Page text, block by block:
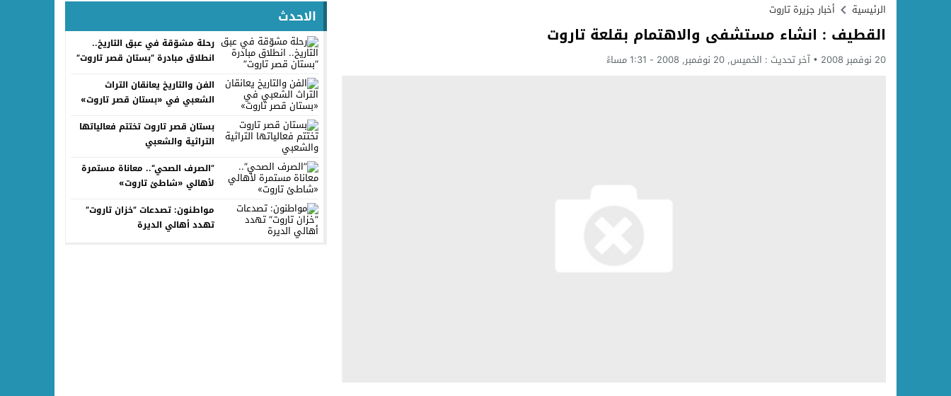
الرئيسية
أخبار جزيرة تاروت
القطيف : انشاء مستشفى والاهتمام بقلعة تاروت
20 نوفمبر 2008 آخر تحديث : الخميس, 20 نوفمبر, 2008 - 1:31 مساءً
الاحدث
رحلة مشوّقة في عبق التاريخ..
انطلاق مبادرة “بستان قصر تاروت”
الفن والتاريخ يعانقان التراث
الشعبي في «بستان قصر تاروت»
بستان قصر تاروت تختتم فعالياتها
التراثية والشعبي
”الصرف الصحي“.. معاناة مستمرة
لأهالي «شاطئ تاروت»
مواطنون: تصدعات ”خزان تاروت“
تهدد أهالي الديرة